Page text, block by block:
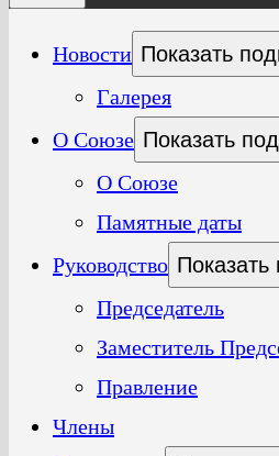
Новости Показать
Галерея
О Союзе Показать
О Союзе
Памятные даты
Руководство
Председатель
Заместитель
Правление
Члены